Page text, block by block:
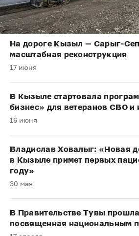
На дороге Кызыл — Сарыг-Сеп
масштабная реконструкция
17 июня
В Кызыле стартовала
бизнес» для ветеранов СВО и
16 июня
Владислав Ховалыг: «Новая
в Кызыле примет первых
году»
30 мая
В Правительстве Тувы
посвященная национальным